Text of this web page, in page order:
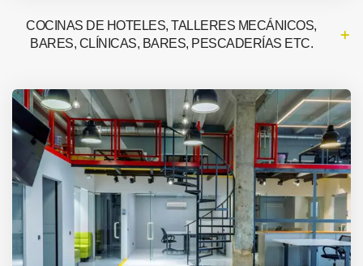
COCINAS DE HOTELES, TALLERES MECÁNICOS,
BARES, CLÍNICAS, BARES, PESCADERÍAS ETC.